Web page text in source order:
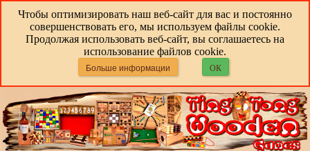
Чтобы оптимизировать наш веб-сайт для вас и постоянно
совершенствовать его, мы используем файлы cookie.
Продолжая использовать веб-сайт, вы соглашаетесь на
использование файлов cookie.
Больше информации ОК